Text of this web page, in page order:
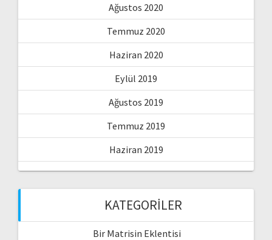
Ağustos 2020
Temmuz 2020
Haziran 2020
Eylül 2019
Ağustos 2019
Temmuz 2019
Haziran 2019
KATEGORILER
Bir Matrisin Eklentisi